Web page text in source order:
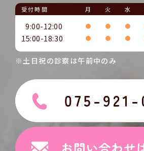
受付時間 月 火 水
9:00-12:00 ● ● ●
15:00-18:30 ● ● ●
※土日祝の診察は午前中のみ